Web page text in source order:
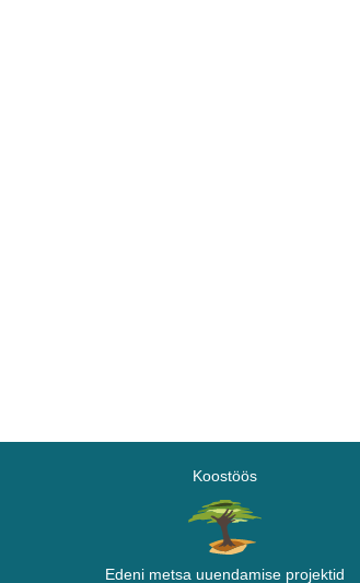
Koostöös
Edeni metsa uuendamise projektid